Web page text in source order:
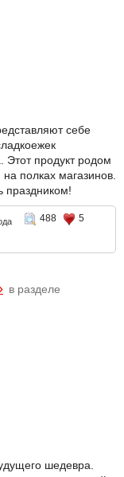
себе
Этот продукт родом
полках магазинов.
праздником!
488
5
в разделе
шедевра.